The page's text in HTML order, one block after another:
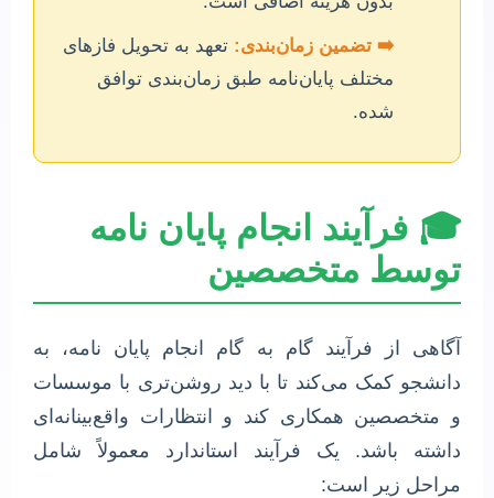
➡️ تضمین زمان‌بندی: تعهد به تحویل فازهای
مختلف پایان‌نامه طبق زمان‌بندی توافق
شده.
🎓 فرآیند انجام پایان نامه
توسط متخصصین
آگاهی از فرآیند گام به گام انجام پایان نامه، به
دانشجو کمک می‌کند تا با دید روشن‌تری با موسسات
و متخصصین همکاری کند و انتظارات واقع‌بینانه‌ای
داشته باشد. یک فرآیند استاندارد معمولاً شامل
مراحل زیر است: